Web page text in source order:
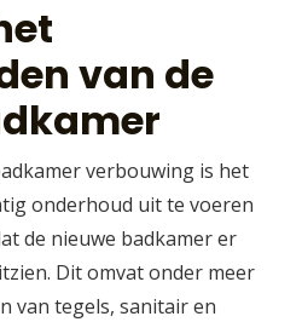
van de
verbouwing is het
onderhoud uit te voeren
de nieuwe badkamer er
Dit omvat onder meer
van tegels, sanitair en